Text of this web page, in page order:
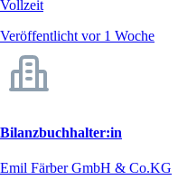
Vollzeit
Veröffentlicht vor 1 Woche
Bilanzbuchhalter:in
Emil Färber GmbH & Co.KG